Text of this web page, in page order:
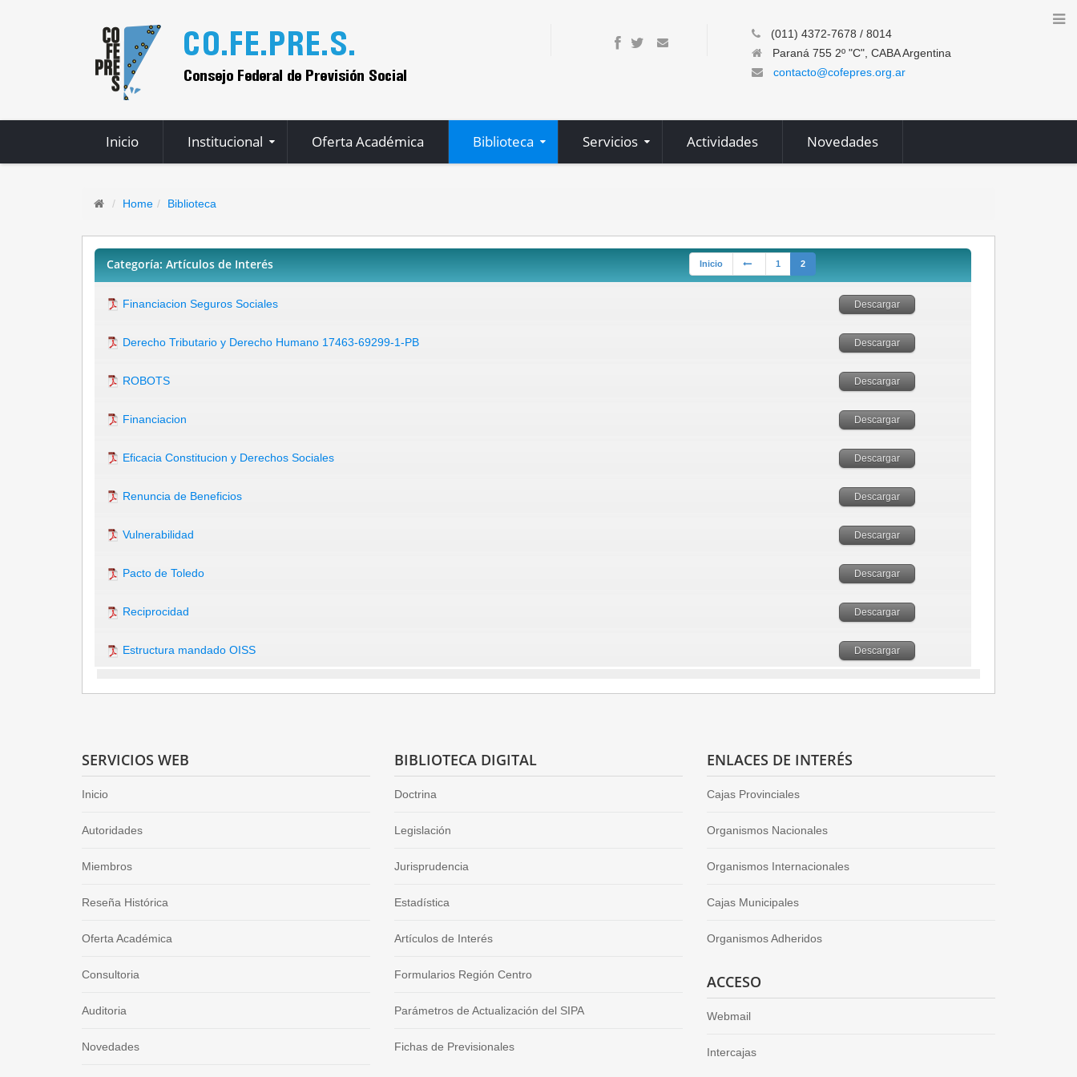
(011) 4372-7678 / 8014
Paraná 755 2º "C", CABA Argentina
contacto@cofepres.org.ar
Inicio Institucional Oferta Académica Biblioteca Servicios Actividades Novedades
Home Biblioteca
Categoría: Artículos de Interés Inicio 1 2
Financiacion Seguros Sociales Descargar
Derecho Tributario y Derecho Humano 17463-69299-1-PB Descargar
ROBOTS Descargar
Financiacion Descargar
Eficacia Constitucion y Derechos Sociales Descargar
Renuncia de Beneficios Descargar
Vulnerabilidad Descargar
Pacto de Toledo Descargar
Reciprocidad Descargar
Estructura mandado OISS Descargar
SERVICIOS WEB
Inicio
Autoridades
Miembros
Reseña Histórica
Oferta Académica
Consultoria
Auditoria
Novedades
BIBLIOTECA DIGITAL
Doctrina
Legislación
Jurisprudencia
Estadística
Artículos de Interés
Formularios Región Centro
Parámetros de Actualización del SIPA
Fichas de Previsionales
ENLACES DE INTERÉS
Cajas Provinciales
Organismos Nacionales
Organismos Internacionales
Cajas Municipales
Organismos Adheridos
ACCESO
Webmail
Intercajas